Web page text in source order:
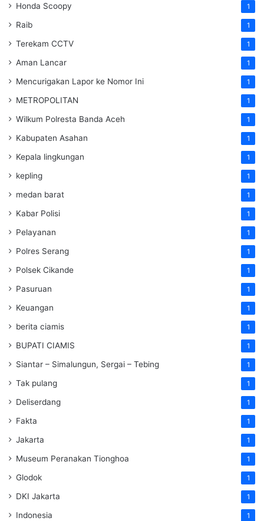
Honda Scoopy 1
Raib 1
Terekam CCTV 1
Aman Lancar 1
Mencurigakan Lapor ke Nomor Ini 1
METROPOLITAN 1
Wilkum Polresta Banda Aceh 1
Kabupaten Asahan 1
Kepala lingkungan 1
kepling 1
medan barat 1
Kabar Polisi 1
Pelayanan 1
Polres Serang 1
Polsek Cikande 1
Pasuruan 1
Keuangan 1
berita ciamis 1
BUPATI CIAMIS 1
Siantar – Simalungun, Sergai – Tebing 1
Tak pulang 1
Deliserdang 1
Fakta 1
Jakarta 1
Museum Peranakan Tionghoa 1
Glodok 1
DKI Jakarta 1
Indonesia 1